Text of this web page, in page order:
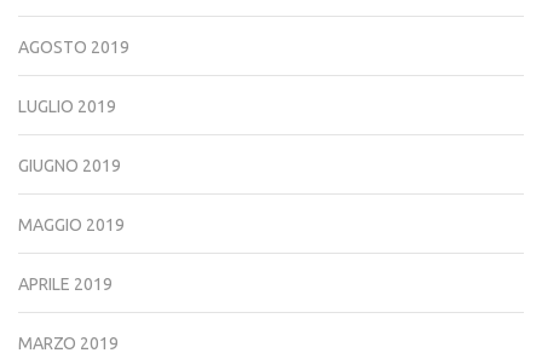
AGOSTO 2019
LUGLIO 2019
GIUGNO 2019
MAGGIO 2019
APRILE 2019
MARZO 2019